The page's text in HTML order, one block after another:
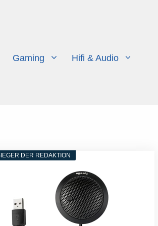
Gaming Hifi & Audio
DER REDAKTION